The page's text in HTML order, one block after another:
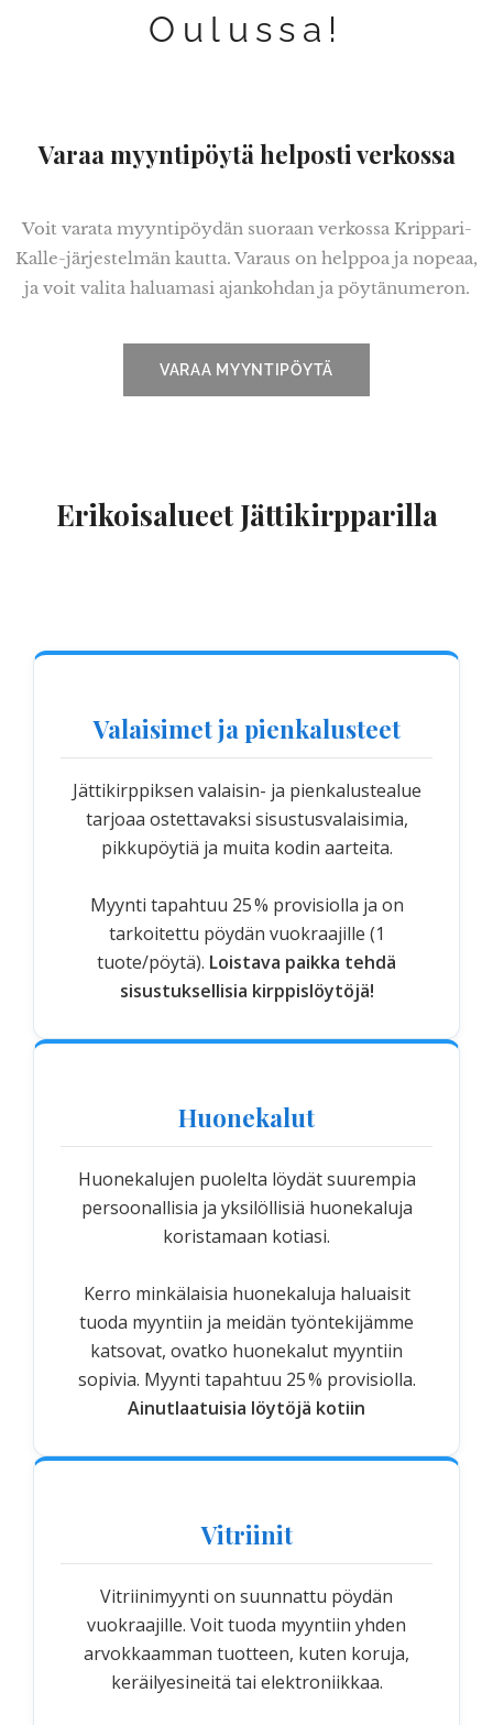
Oulussa!
Varaa myyntipöytä helposti verkossa
Voit varata myyntipöydän suoraan verkossa Krippari-
Kalle-järjestelmän kautta. Varaus on helppoa ja nopeaa,
ja voit valita haluamasi ajankohdan ja pöytänumeron.
VARAA MYYNTIPÖYTÄ
Erikoisalueet Jättikirpparilla
Valaisimet ja pienkalusteet
Jättikirppiksen valaisin- ja pienkalustealue
tarjoaa ostettavaksi sisustusvalaisimia,
pikkupöytiä ja muita kodin aarteita.
Myynti tapahtuu 25 % provisiolla ja on
tarkoitettu pöydän vuokraajille (1
tuote/pöytä). Loistava paikka tehdä
sisustuksellisia kirppislöytöjä!
Huonekalut
Huonekalujen puolelta löydät suurempia
persoonallisia ja yksilöllisiä huonekaluja
koristamaan kotiasi.
Kerro minkälaisia huonekaluja haluaisit
tuoda myyntiin ja meidän työntekijämme
katsovat, ovatko huonekalut myyntiin
sopivia. Myynti tapahtuu 25 % provisiolla.
Ainutlaatuisia löytöjä kotiin
Vitriinit
Vitriinimyynti on suunnattu pöydän
vuokraajille. Voit tuoda myyntiin yhden
arvokkaamman tuotteen, kuten koruja,
keräilyesineitä tai elektroniikkaa.